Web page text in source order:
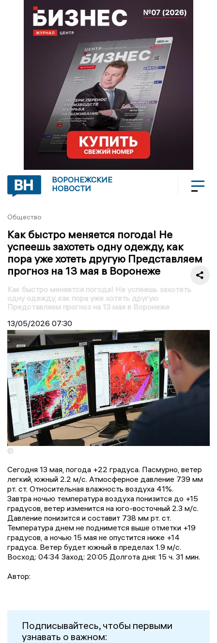
ВОРОНЕЖСКИЕ
НОВОСТИ
Общество
Как быстро меняется погода! Не
успеешь захотеть одну одежду, как
пора уже хотеть другую Представляем
прогноз на 13 мая в Воронеже
Как быстро меняется погода! Не успеешь захотеть
одну одежду, как пора уже хотеть другую
Представляем прогноз на 13 мая в Воронеже
13/05/2026 07:30
©
Сегодня 13 мая, погода +22 градусa. Пасмурно, ветер
легкий, южный 2.2 м/с. Атмосферное давление 739 мм
рт. ст. Относительная влажность воздуха 41%.
Завтра ночью температура воздуха понизится до +15
градусов, ветер изменится на юго-восточный 2.3 м/с.
Давление понизится и составит 738 мм рт. ст.
Температура днем не поднимется выше отметки +19
градусов, a ночью 15 мая не опустится ниже +14
градусa. Ветер будет южный в пределах 1.9 м/с.
Восход: 04:34 Заход: 20:05 Долгота дня: 15 ч. 31 мин.
Автор:
Подписывайтесь, чтобы первыми
узнавать о важном: